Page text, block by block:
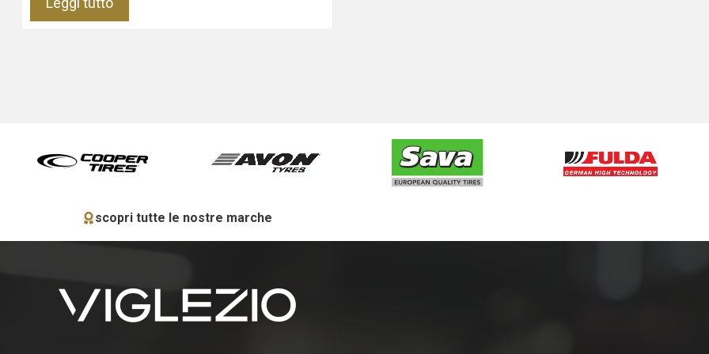
scopri tutte le nostre marche